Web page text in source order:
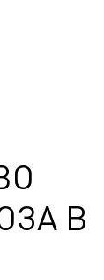
В